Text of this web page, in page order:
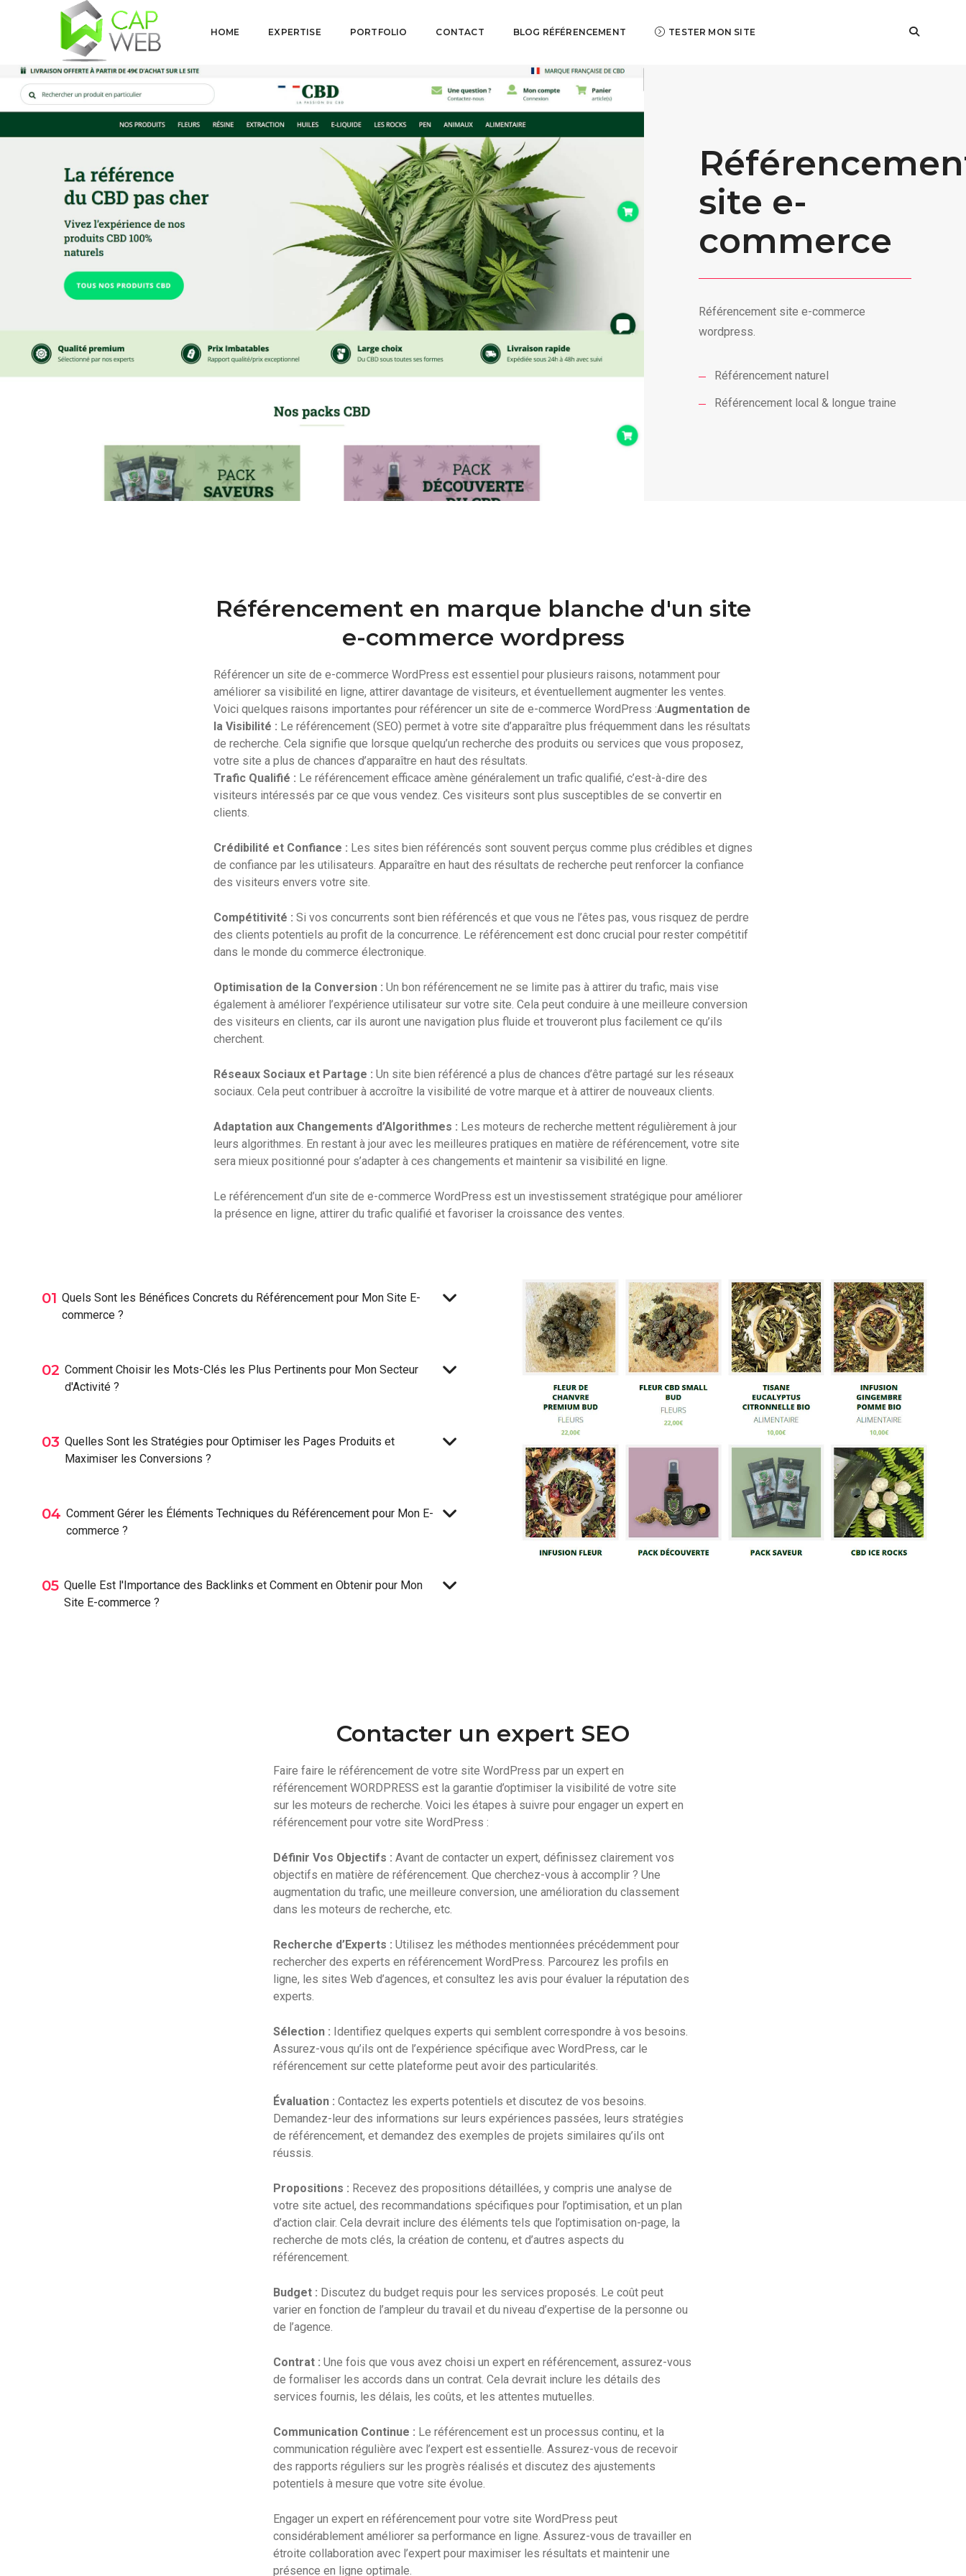
HOME EXPERTISE PORTFOLIO CONTACT BLOG RÉFÉRENCEMENT TESTER MON SITE
site e-
commerce
Référencement site e-commerce
wordpress.
Référencement naturel
Référencement local & longue traine
Référencement en marque blanche d'un site
e-commerce wordpress
Référencer un site de e-commerce WordPress est essentiel pour plusieurs raisons, notamment pour
améliorer sa visibilité en ligne, attirer davantage de visiteurs, et éventuellement augmenter les ventes.
Voici quelques raisons importantes pour référencer un site de e-commerce WordPress :Augmentation de
la Visibilité : Le référencement (SEO) permet à votre site d’apparaître plus fréquemment dans les résultats
de recherche. Cela signifie que lorsque quelqu’un recherche des produits ou services que vous proposez,
votre site a plus de chances d’apparaître en haut des résultats.
Trafic Qualifié : Le référencement efficace amène généralement un trafic qualifié, c’est-à-dire des
visiteurs intéressés par ce que vous vendez. Ces visiteurs sont plus susceptibles de se convertir en
clients.
Crédibilité et Confiance : Les sites bien référencés sont souvent perçus comme plus crédibles et dignes
de confiance par les utilisateurs. Apparaître en haut des résultats de recherche peut renforcer la confiance
des visiteurs envers votre site.
Compétitivité : Si vos concurrents sont bien référencés et que vous ne l’êtes pas, vous risquez de perdre
des clients potentiels au profit de la concurrence. Le référencement est donc crucial pour rester compétitif
dans le monde du commerce électronique.
Optimisation de la Conversion : Un bon référencement ne se limite pas à attirer du trafic, mais vise
également à améliorer l’expérience utilisateur sur votre site. Cela peut conduire à une meilleure conversion
des visiteurs en clients, car ils auront une navigation plus fluide et trouveront plus facilement ce qu’ils
cherchent.
Réseaux Sociaux et Partage : Un site bien référencé a plus de chances d’être partagé sur les réseaux
sociaux. Cela peut contribuer à accroître la visibilité de votre marque et à attirer de nouveaux clients.
Adaptation aux Changements d’Algorithmes : Les moteurs de recherche mettent régulièrement à jour
leurs algorithmes. En restant à jour avec les meilleures pratiques en matière de référencement, votre site
sera mieux positionné pour s’adapter à ces changements et maintenir sa visibilité en ligne.
Le référencement d’un site de e-commerce WordPress est un investissement stratégique pour améliorer
la présence en ligne, attirer du trafic qualifié et favoriser la croissance des ventes.
01 Quels Sont les Bénéfices Concrets du Référencement pour Mon Site E-
commerce ?
02 Comment Choisir les Mots-Clés les Plus Pertinents pour Mon Secteur
d'Activité ?
03 Quelles Sont les Stratégies pour Optimiser les Pages Produits et
Maximiser les Conversions ?
04 Comment Gérer les Éléments Techniques du Référencement pour Mon E-
commerce ?
05 Quelle Est l'Importance des Backlinks et Comment en Obtenir pour Mon
Site E-commerce ?
Contacter un expert SEO
Faire faire le référencement de votre site WordPress par un expert en
référencement WORDPRESS est la garantie d’optimiser la visibilité de votre site
sur les moteurs de recherche. Voici les étapes à suivre pour engager un expert en
référencement pour votre site WordPress :
Définir Vos Objectifs : Avant de contacter un expert, définissez clairement vos
objectifs en matière de référencement. Que cherchez-vous à accomplir ? Une
augmentation du trafic, une meilleure conversion, une amélioration du classement
dans les moteurs de recherche, etc.
Recherche d’Experts : Utilisez les méthodes mentionnées précédemment pour
rechercher des experts en référencement WordPress. Parcourez les profils en
ligne, les sites Web d’agences, et consultez les avis pour évaluer la réputation des
experts.
Sélection : Identifiez quelques experts qui semblent correspondre à vos besoins.
Assurez-vous qu’ils ont de l’expérience spécifique avec WordPress, car le
référencement sur cette plateforme peut avoir des particularités.
Évaluation : Contactez les experts potentiels et discutez de vos besoins.
Demandez-leur des informations sur leurs expériences passées, leurs stratégies
de référencement, et demandez des exemples de projets similaires qu’ils ont
réussis.
Propositions : Recevez des propositions détaillées, y compris une analyse de
votre site actuel, des recommandations spécifiques pour l’optimisation, et un plan
d’action clair. Cela devrait inclure des éléments tels que l’optimisation on-page, la
recherche de mots clés, la création de contenu, et d’autres aspects du
référencement.
Budget : Discutez du budget requis pour les services proposés. Le coût peut
varier en fonction de l’ampleur du travail et du niveau d’expertise de la personne ou
de l’agence.
Contrat : Une fois que vous avez choisi un expert en référencement, assurez-vous
de formaliser les accords dans un contrat. Cela devrait inclure les détails des
services fournis, les délais, les coûts, et les attentes mutuelles.
Communication Continue : Le référencement est un processus continu, et la
communication régulière avec l’expert est essentielle. Assurez-vous de recevoir
des rapports réguliers sur les progrès réalisés et discutez des ajustements
potentiels à mesure que votre site évolue.
Engager un expert en référencement pour votre site WordPress peut
considérablement améliorer sa performance en ligne. Assurez-vous de travailler en
étroite collaboration avec l’expert pour maximiser les résultats et maintenir une
présence en ligne optimale.